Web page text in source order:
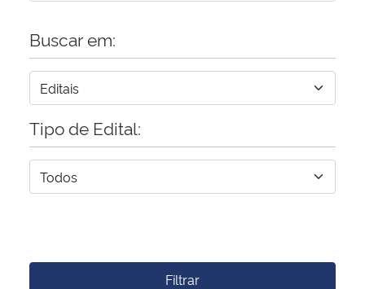
Buscar em:
Tipo de Edital:
Filtrar